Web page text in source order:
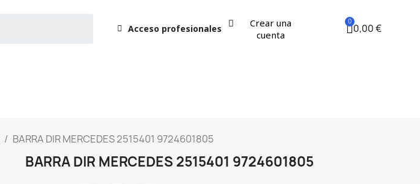
Acceso profesionales
Crear una
cuenta
0,00 €
BARRA DIR MERCEDES 2515401 9724601805
BARRA DIR MERCEDES 2515401 9724601805